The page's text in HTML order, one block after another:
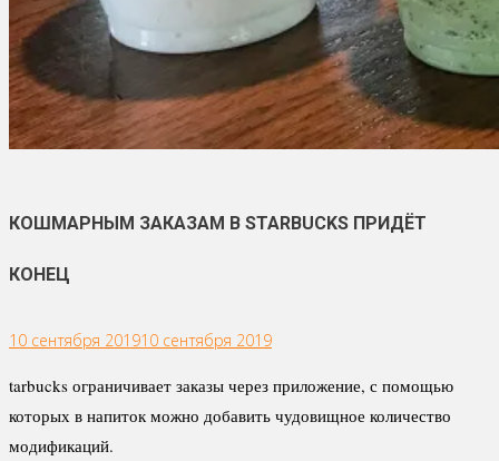
КОШМАРНЫМ ЗАКАЗАМ В STARBUCKS ПРИДЁТ
КОНЕЦ
10 сентября 201910 сентября 2019
tarbucks ограничивает заказы через приложение, с помощью
которых в напиток можно добавить чудовищное количество
модификаций.